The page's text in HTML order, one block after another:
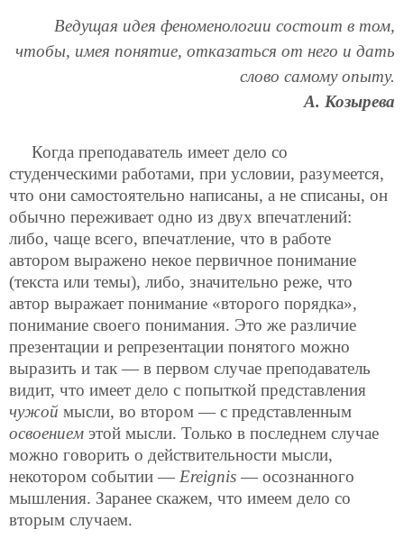
Ведущая идея феноменологии состоит в том,
чтобы, имея понятие, отказаться от него и дать
слово самому опыту.
А. Козырева
Когда преподаватель имеет дело со
студенческими работами, при условии, разумеется,
что они самостоятельно написаны, а не списаны, он
обычно переживает одно из двух впечатлений:
либо, чаще всего, впечатление, что в работе
автором выражено некое первичное понимание
(текста или темы), либо, значительно реже, что
автор выражает понимание «второго порядка»,
понимание своего понимания. Это же различие
презентации и репрезентации понятого можно
выразить и так — в первом случае преподаватель
видит, что имеет дело с попыткой представления
чужой мысли, во втором — с представленным
освоением этой мысли. Только в последнем случае
можно говорить о действительности мысли,
некотором событии — Ereignis — осознанного
мышления. Заранее скажем, что имеем дело со
вторым случаем.